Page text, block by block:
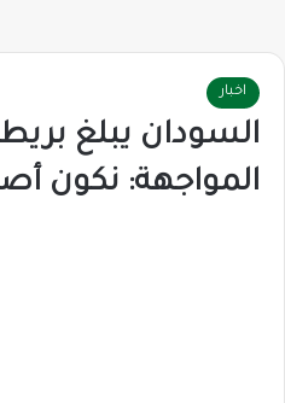
اخبار
السودان يبلغ
المواجهة: نكون